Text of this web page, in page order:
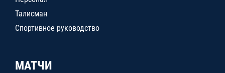
Талисман
Спортивное руководство
МАТЧИ